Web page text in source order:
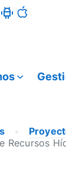
Recursos